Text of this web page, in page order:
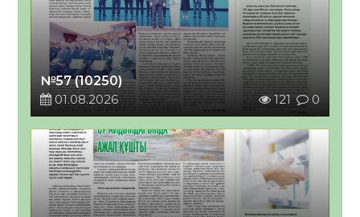
№57 (10250)
01.08.2026
121 0